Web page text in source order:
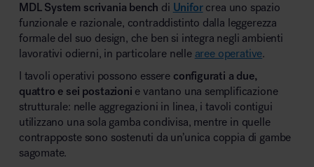
MDL System scrivania bench di Uniforcrea uno spazio
funzionale e razionale, contraddistinto dalla leggerezza
formale del suo design, che ben si integra negli ambienti
lavorativi odierni, in particolare nelle aree operative.
I tavoli operativi possono essere configurati a due,
quattro e sei postazioni e vantano una semplificazione
strutturale: nelle aggregazioni in linea, i tavoli contigui
utilizzano una sola gamba condivisa, mentre in quelle
contrapposte sono sostenuti da un’unica coppia di gambe
sagomate.